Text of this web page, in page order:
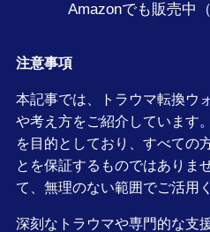
Amazonでも販売中
注意事項
本記事では、トラウマ転換ウ
や考え方をご紹介しています
を目的としており、すべての
とを保証するものではありま
て、無理のない範囲でご活用
深刻なトラウマや専門的な支